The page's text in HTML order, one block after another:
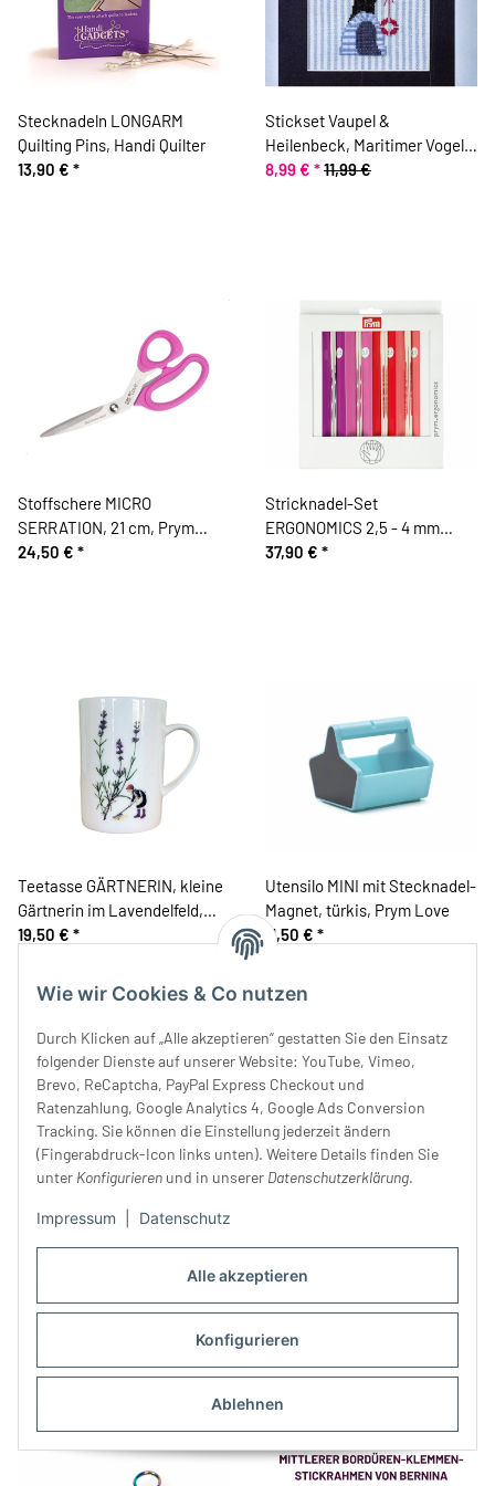
Alle akzeptieren
Konfigurieren
Ablehnen
Wie wir Cookies & Co nutzen
Durch Klicken auf „Alle akzeptieren“ gestatten Sie den Einsatz
folgender Dienste auf unserer Website: YouTube, Vimeo,
Brevo, ReCaptcha, PayPal Express Checkout und
Ratenzahlung, Google Analytics 4, Google Ads Conversion
Tracking. Sie können die Einstellung jederzeit ändern
(Fingerabdruck-Icon links unten). Weitere Details finden Sie
unter Konfigurieren und in unserer Datenschutzerklärung.
Impressum Datenschutz
Stecknadeln LONGARM
Quilting Pins, Handi Quilter
13,90 € *
Stickset Vaupel &
Heilenbeck, Maritimer Vogel,
Matrose
8,99 € *11,99 €
Stoffschere MICRO
SERRATION, 21 cm, Prym
Love
24,50 € *
Stricknadel-Set
ERGONOMICS 2,5 - 4 mm
Stärke, Prym
37,90 € *
Teetasse GÄRTNERIN, kleine
Gärtnerin im Lavendelfeld,
Acufactum
19,50 € *
Utensilo MINI mit Stecknadel-
Magnet, türkis, Prym Love
11,50 € *
Druckknöpfe COLOR SNAPS,
8,20 €*
Vario Creative Tool
Druckknöpfe JERSEY, 8 und
10 mm, Prym
8,20 €*